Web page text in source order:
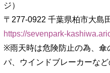
ジ）
〒277-0922 千葉県柏市大島
https://sevenpark-
※雨天時は危険防止の為、傘
パ、ウインドブレーカーなど